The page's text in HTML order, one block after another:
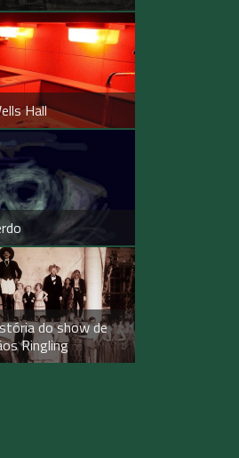
Hall
do show de
Ringling